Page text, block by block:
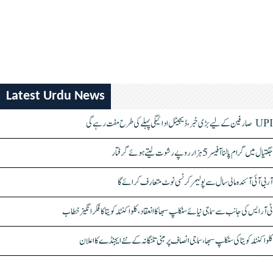
Latest Urdu News
UPI صارفین کے لیے بڑی خبر، ڈیجیٹل ادائیگی پہلے کی طرح مفت رہے گی
جگتیال میں گرام پالنا آفیسر 5 ہزار روپے رشوت لیتے ہوئے گرفتار
آر بی آئی آئندہ مالی سال سے پولیمر کرنسی نوٹ متعارف کرائے گا
ٹی آر ایس کی جانب سے سماجی نیائے سنکلپ سبھا کا انعقاد، کلواکنٹلہ کویتا کا فکر انگیز خطاب
کلواکنٹلہ کویتا کی سنکلپ سبھا، سماجی انصاف پر مبنی تلنگانہ کے نئے ایجنڈے کا اعلان